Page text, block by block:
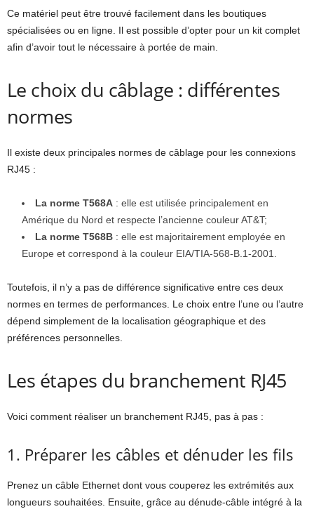
Ce matériel peut être trouvé facilement dans les boutiques
spécialisées ou en ligne. Il est possible d’opter pour un kit complet
afin d’avoir tout le nécessaire à portée de main.
Le choix du câblage : différentes
normes
Il existe deux principales normes de câblage pour les connexions
RJ45 :
La norme T568A : elle est utilisée principalement en
Amérique du Nord et respecte l’ancienne couleur AT&T;
La norme T568B : elle est majoritairement employée en
Europe et correspond à la couleur EIA/TIA-568-B.1-2001.
Toutefois, il n’y a pas de différence significative entre ces deux
normes en termes de performances. Le choix entre l’une ou l’autre
dépend simplement de la localisation géographique et des
préférences personnelles.
Les étapes du branchement RJ45
Voici comment réaliser un branchement RJ45, pas à pas :
1. Préparer les câbles et dénuder les fils
Prenez un câble Ethernet dont vous couperez les extrémités aux
longueurs souhaitées. Ensuite, grâce au dénude-câble intégré à la